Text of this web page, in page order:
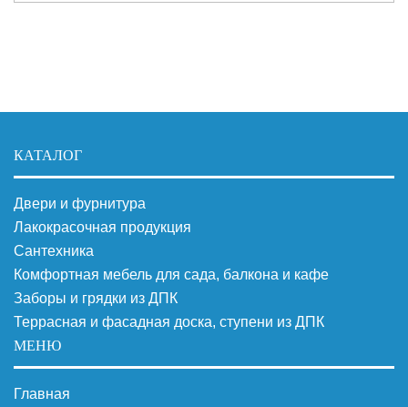
КАТАЛОГ
Двери и фурнитура
Лакокрасочная продукция
Сантехника
Комфортная мебель для сада, балкона и кафе
Заборы и грядки из ДПК
Террасная и фасадная доска, ступени из ДПК
МЕНЮ
Главная